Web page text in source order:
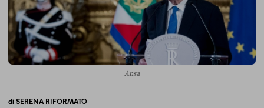
Ansa
diSERENA RIFORMATO